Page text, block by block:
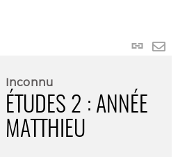
Lien
Inconnu
ÉTUDES 2 : ANNÉE
MATTHIEU